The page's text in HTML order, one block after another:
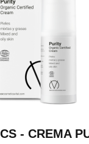
- CREMA